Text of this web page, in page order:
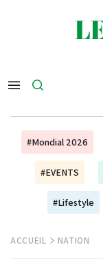
#Mondial 2026
#EVENTS
#Lifestyle
ACCUEIL NATION